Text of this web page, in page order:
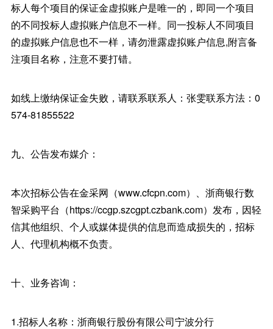
标人每个项目的保证金虚拟账户是唯一的，即同一个项目
的不同投标人虚拟账户信息不一样。同一投标人不同项目
的虚拟账户信息也不一样，请勿泄露虚拟账户信息,附言备
注项目名称，注意不要打错。
如线上缴纳保证金失败，请联系联系人：张雯联系方法：0
574-81855522
九、公告发布媒介：
本次招标公告在金采网（www.cfcpn.com）、浙商银行数
智采购平台（https://ccgp.szcgpt.czbank.com）发布，因轻
信其他组织、个人或媒体提供的信息而造成损失的，招标
人、代理机构概不负责。
十、业务咨询：
1.招标人名称：浙商银行股份有限公司宁波分行